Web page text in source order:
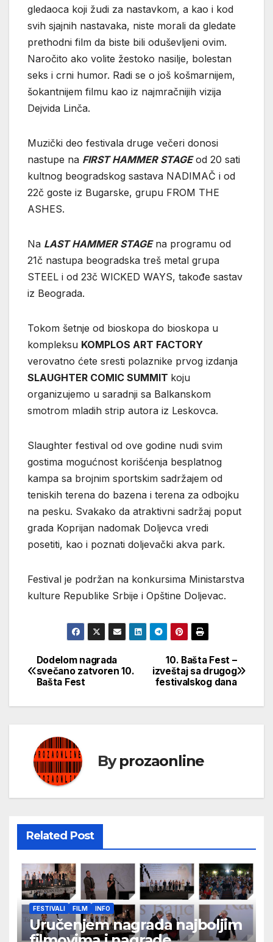
gledaoca koji žudi za nastavkom, a kao i kod
svih sjajnih nastavaka, niste morali da gledate
prethodni film da biste bili oduševljeni ovim.
Naročito ako volite žestoko nasilje, bolestan
seks i crni humor. Radi se o još košmarnijem,
šokantnijem filmu kao iz najmračnijih vizija
Dejvida Linča.
Muzički deo festivala druge večeri donosi
nastupe na FIRST HAMMER STAGEod 20 sati
kultnog beogradskog sastava NADIMAČ i od
22č goste iz Bugarske, grupu FROM THE
ASHES.
Na LAST HAMMER STAGEna programu od
21č nastupa beogradska treš metal grupa
STEEL i od 23č WICKED WAYS, takođe sastav
iz Beograda.
Tokom šetnje od bioskopa do bioskopa u
kompleksu KOMPLOS ART FACTORY
verovatno ćete sresti polaznike prvog izdanja
SLAUGHTER COMIC SUMMIT koju
organizujemo u saradnji sa Balkanskom
smotrom mladih strip autora iz Leskovca.
Slaughter festival od ove godine nudi svim
gostima mogućnost korišćenja besplatnog
kampa sa brojnim sportskim sadržajem od
teniskih terena do bazena i terena za odbojku
na pesku. Svakako da atraktivni sadržaj poput
grada Koprijan nadomak Doljevca vredi
posetiti, kao i poznati doljevački akva park.
Festival je podržan na konkursima Ministarstva
kulture Republike Srbije i Opštine Doljevac.
Кретање
чланка
10. Bašta Fest –
izveštaj sa drugog
festivalskog dana
Dodelom nagrada
svečano zatvoren 10.
Bašta Fest
Byprozaonline
Related Post
FESTIVALI FILM INFO
Uručenjem nagrada najboljim